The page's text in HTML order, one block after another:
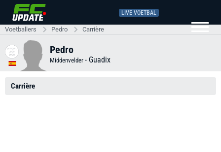
LIVE VOETBAL
Voetballers Pedro Carrière
Pedro
Middenvelder - Guadix
Carrière